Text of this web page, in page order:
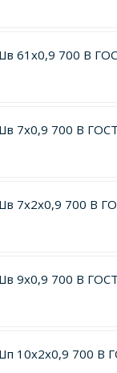
61х0,9 700 В
7х0,9 700 В
7х2х0,9 700 В
9х0,9 700 В
10х2х0,9 700 В